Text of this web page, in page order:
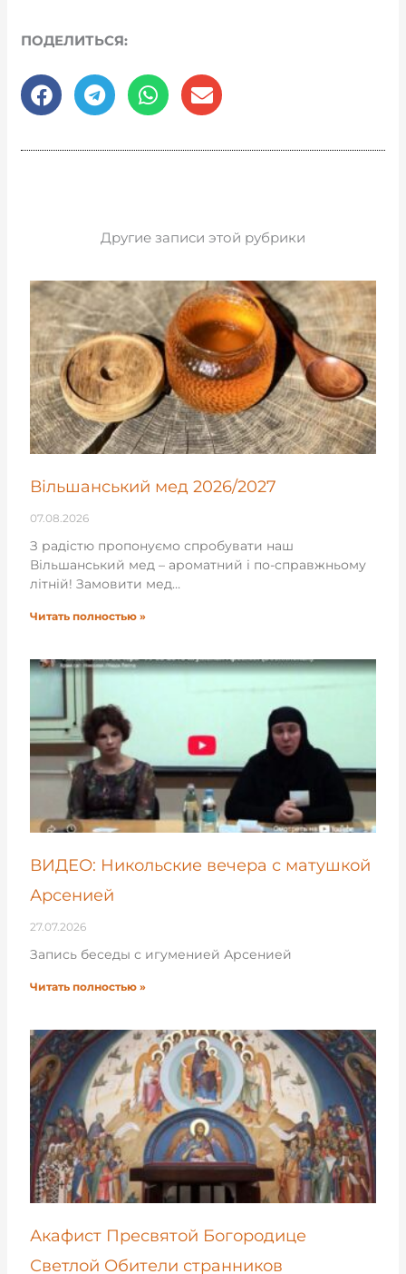
ПОДЕЛИТЬСЯ:
Другие записи этой рубрики
Вільшанський мед 2026/2027
07.08.2026
З радістю пропонуємо спробувати наш
Вільшанський мед – ароматний і по-справжньому
літній! Замовити мед…
Читать полностью »
ВИДЕО: Никольские вечера с матушкой
Арсенией
27.07.2026
Запись беседы с игуменией Арсенией
Читать полностью »
Акафист Пресвятой Богородице
Светлой Обители странников